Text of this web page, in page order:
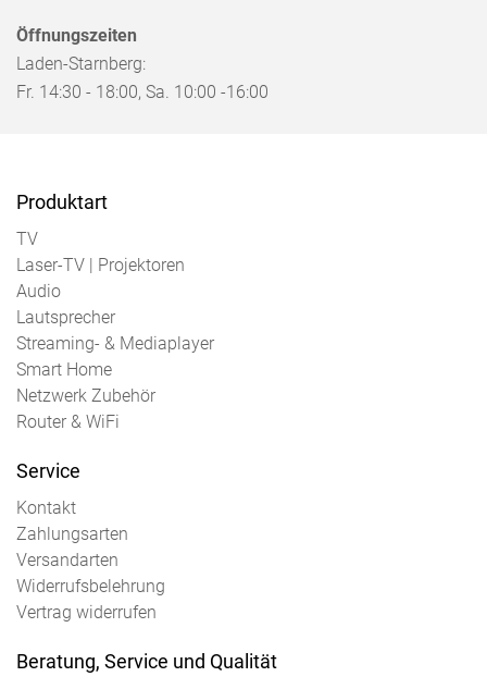
Öffnungszeiten
Laden-Starnberg:
Fr. 14:30 - 18:00, Sa. 10:00 -16:00
Produktart
TV
Laser-TV | Projektoren
Audio
Lautsprecher
Streaming- & Mediaplayer
Smart Home
Netzwerk Zubehör
Router & WiFi
Service
Kontakt
Zahlungsarten
Versandarten
Widerrufsbelehrung
Vertrag widerrufen
Beratung, Service und Qualität